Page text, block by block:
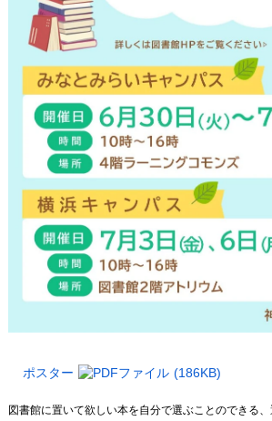
ポスター (186KB)
図書館に置いて欲しい本を自分で選ぶことのできる